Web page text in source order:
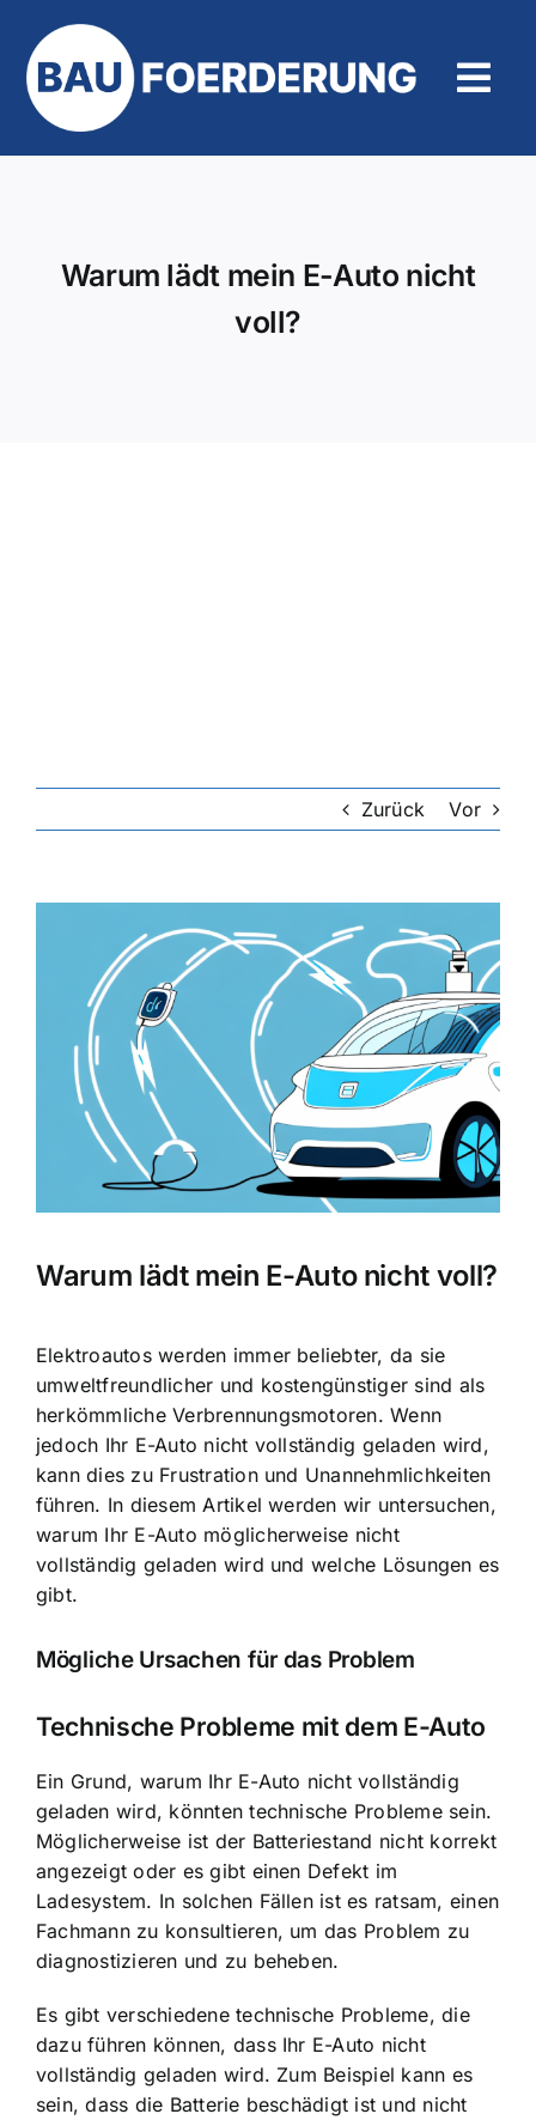
Inhalt
springen
Warum lädt mein E-Auto nicht
voll?
Zurück Vor
grösseres
Warum lädt mein E-Auto nicht voll?
Elektroautos werden immer beliebter, da sie
umweltfreundlicher und kostengünstiger sind als
herkömmliche Verbrennungsmotoren. Wenn
jedoch Ihr E-Auto nicht vollständig geladen wird,
kann dies zu Frustration und Unannehmlichkeiten
führen. In diesem Artikel werden wir untersuchen,
warum Ihr E-Auto möglicherweise nicht
vollständig geladen wird und welche Lösungen es
gibt.
Mögliche Ursachen für das Problem
Technische Probleme mit dem E-Auto
Ein Grund, warum Ihr E-Auto nicht vollständig
geladen wird, könntentechnische Probleme sein.
Möglicherweise ist der Batteriestand nicht korrekt
angezeigt oder es gibt einen Defekt im
Ladesystem. In solchen Fällen ist es ratsam, einen
Fachmann zu konsultieren, um das Problem zu
diagnostizieren und zu beheben.
Es gibt verschiedene technische Probleme, die
dazu führen können, dass Ihr E-Auto nicht
vollständig geladen wird. Zum Beispiel kann es
sein, dass die Batterie beschädigt ist und nicht